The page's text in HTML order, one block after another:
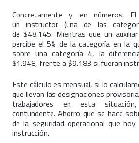
Concretamente y en números:
un instructor (una de las
de $48.145. Mientras que un
percibe el 5% de la categoría en la
sobre una categoría 4, la
$1.948, frente a $9.183 si fueran
Este cálculo es mensual, si lo
que llevan las designaciones
trabajadores en esta
contundente. Ahorro que se hace
de la seguridad operacional que
instrucción.